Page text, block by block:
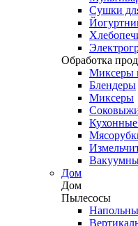
Сушки
Обработка
Миксеры
Блендеры
Миксеры
Дом
Дом
Пылесосы